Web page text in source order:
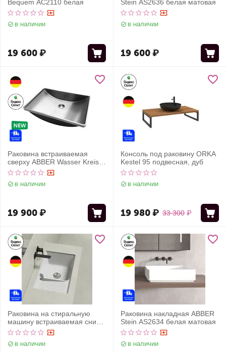
Bequem AC2110 белая
в наличии
19 600₽
Stein AS2636 белая матовая
в наличии
19 600₽
Раковина встраиваемая
сверху ABBER Wasser Kreis
AF2404SP сатин
в наличии
19 900₽
Консоль под раковину ORKA
Kestel 95 подвесная, дуб
в наличии
33 300 ₽
19 980₽
Раковина на стиральную
машину встраиваемая снизу
ABBER Rechteck AC2225L
белая
в наличии
Раковина накладная ABBER
Stein AS2634 белая матовая
в наличии